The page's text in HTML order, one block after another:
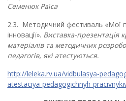
Семенюк Раїса
2.3. Методичний фестиваль «Мої
інновації». Виставка-презентація
матеріалів та методичних
педагогів, які атестуються.
http://leleka.rv.ua/vidbulasya-
atestaciya-pedagogichnyh-